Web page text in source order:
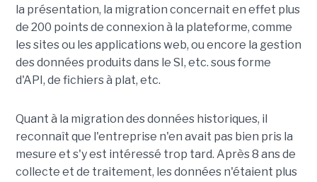
la présentation, la migration concernait en effet plus
de 200 points de connexion à la plateforme, comme
les sites ou les applications web, ou encore la gestion
des données produits dans le SI, etc. sous forme
d'API, de fichiers à plat, etc.
Quant à la migration des données historiques, il
reconnaît que l'entreprise n'en avait pas bien pris la
mesure et s'y est intéressé trop tard. Après 8 ans de
collecte et de traitement, les données n'étaient plus